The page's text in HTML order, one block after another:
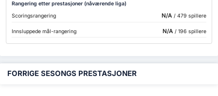
Rangering etter prestasjoner (nåværende liga)
Scoringsrangering
N/A / 479 spillere
Innsluppede mål-rangering N/A / 196 spillere
FORRIGE SESONGS PRESTASJONER